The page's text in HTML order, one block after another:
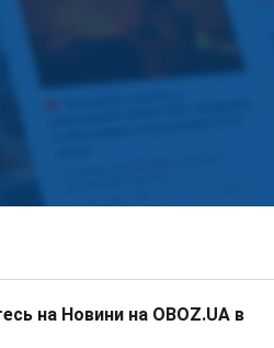
на Новини на OBOZ.UA в